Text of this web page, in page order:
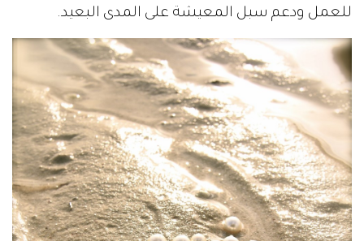
للعمل ودعم سبل المعيشة على المدى البعيد.